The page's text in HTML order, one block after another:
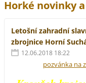
Horké novinky
Letošní zahradní
zbrojnice Horní
12.06.2018 18:22
pozvánka na